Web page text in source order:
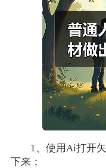
1、使用Ai打开
下来；